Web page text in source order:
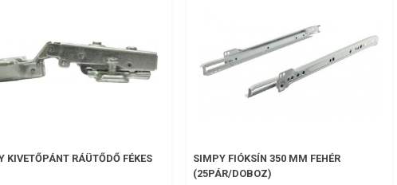
KIVETŐPÁNT RÁÜTŐDŐ FÉKES
SIMPY FIÓKSÍN 350 MM FEHÉR
(25PÁR/DOBOZ)